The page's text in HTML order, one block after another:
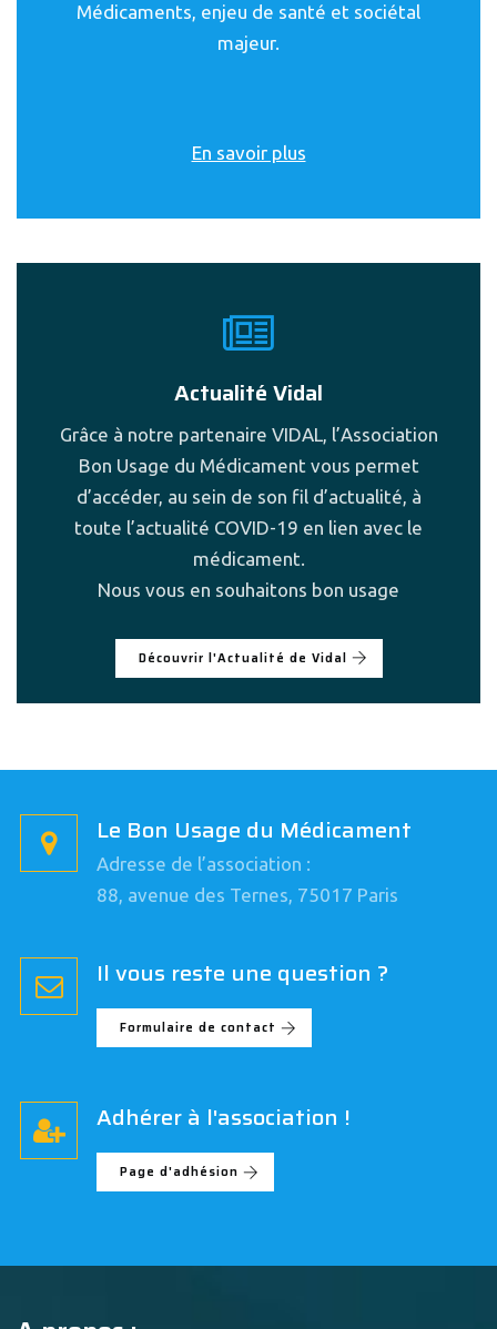
Médicaments, enjeu de santé et sociétal
majeur.
En savoir plus
Actualité Vidal
Grâce à notre partenaire VIDAL, l’Association
Bon Usage du Médicament vous permet
d’accéder, au sein de son fil d’actualité, à
toute l’actualité COVID-19 en lien avec le
médicament.
Nous vous en souhaitons bon usage
Découvrir l'Actualité de Vidal
Le Bon Usage du Médicament
Adresse de l’association :
88, avenue des Ternes, 75017 Paris
Il vous reste une question ?
Formulaire de contact
Adhérer à l'association !
Page d'adhésion